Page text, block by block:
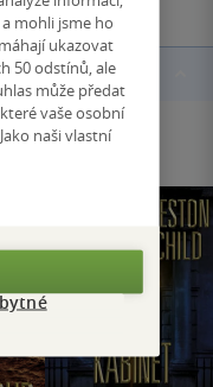
mohli jsme ho
ukazovat
50 odstínů, ale
může předat
vaše osobní
naši vlastní